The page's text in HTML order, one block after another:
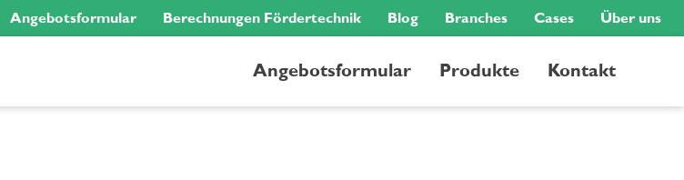
Angebotsformular Berechnungen Fördertechnik Blog Branches Cases Über uns
Angebotsformular Produkte Kontakt